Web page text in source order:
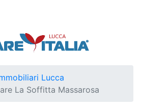
Lucca
La Soffitta Massarosa